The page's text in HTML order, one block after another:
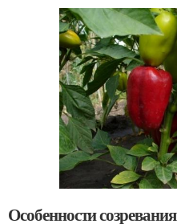
Особенности созревания